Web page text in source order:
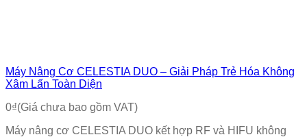
Máy Nâng Cơ CELESTIA DUO – Giải Pháp Trẻ Hóa Không
Xâm Lấn Toàn Diện
0₫(Giá chưa bao gồm VAT)
Máy nâng cơ CELESTIA DUO kết hợp RF và HIFU không